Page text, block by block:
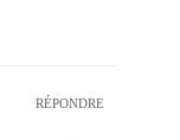
RÉPONDRE